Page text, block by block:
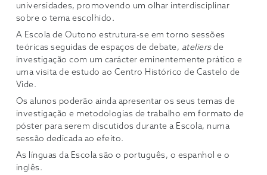
universidades, promovendo um olhar interdisciplinar
sobre o tema escolhido.
A Escola de Outono estrutura-se em torno sessões
teóricas seguidas de espaços de debate, ateliersde
investigação com um carácter eminentemente prático e
uma visita de estudo ao Centro Histórico de Castelo de
Vide.
Os alunos poderão ainda apresentar os seus temas de
investigação e metodologias de trabalho em formato de
póster para serem discutidos durante a Escola, numa
sessão dedicada ao efeito.
As línguas da Escola são o português, o espanhol e o
inglês.